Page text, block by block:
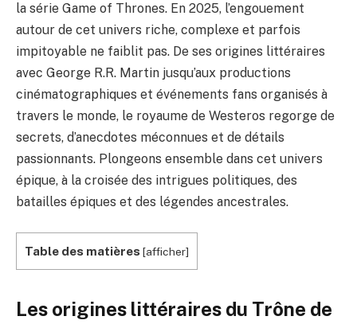
la série Game of Thrones. En 2025, l’engouement
autour de cet univers riche, complexe et parfois
impitoyable ne faiblit pas. De ses origines littéraires
avec George R.R. Martin jusqu’aux productions
cinématographiques et événements fans organisés à
travers le monde, le royaume de Westeros regorge de
secrets, d’anecdotes méconnues et de détails
passionnants. Plongeons ensemble dans cet univers
épique, à la croisée des intrigues politiques, des
batailles épiques et des légendes ancestrales.
Table des matières [afficher]
Les origines littéraires du Trône de